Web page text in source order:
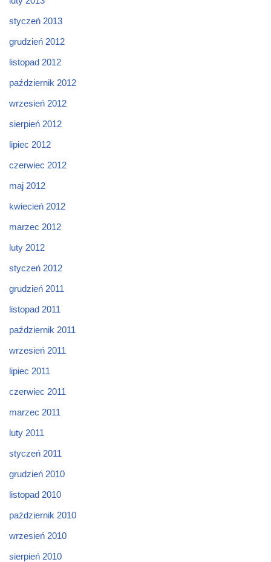
styczeń 2013
grudzień 2012
listopad 2012
październik 2012
wrzesień 2012
sierpień 2012
lipiec 2012
czerwiec 2012
maj 2012
kwiecień 2012
marzec 2012
luty 2012
styczeń 2012
grudzień 2011
listopad 2011
październik 2011
wrzesień 2011
lipiec 2011
czerwiec 2011
marzec 2011
luty 2011
styczeń 2011
grudzień 2010
listopad 2010
październik 2010
wrzesień 2010
sierpień 2010